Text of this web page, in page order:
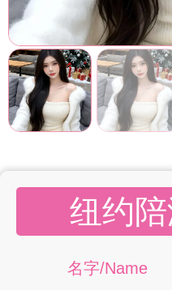
纽约
名字/Name